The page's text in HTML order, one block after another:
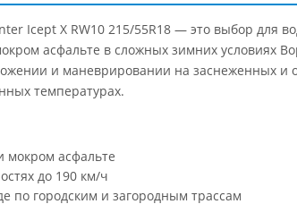
Icept X RW10 215/55R18 — это выбор для
асфальте в сложных зимних
и маневрировании на заснеженных и
температурах.
мокром асфальте
до 190 км/ч
городским и загородным трассам